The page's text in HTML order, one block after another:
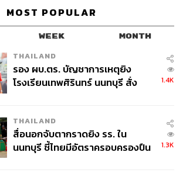
นารา พักตร์เพียงจันทร์
MOST POPULAR
WEEK MONTH
THAILAND
รอง ผบ.ตร. บัญชาการเหตุยิง
โรงเรียนเทพศิรินทร์ นนทบุรี สั่ง
1.4K
THAILAND
สื่อนอกจับตากราดยิง รร. ใน
นนทบุรี ชี้ไทยมีอัตราครอบครองปืน
1.3K